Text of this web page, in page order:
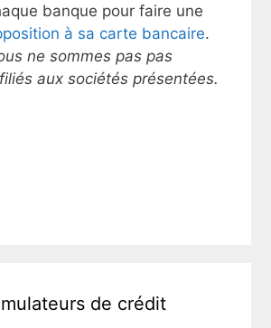
banque pour faire une
à sa carte bancaire.
ne sommes pas pas
aux sociétés présentées.
de crédit